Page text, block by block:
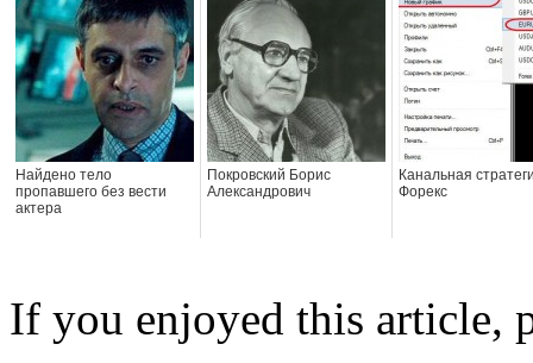
Найдено тело
пропавшего без вести
актера
Покровский Борис
Александрович
Канальная
Форекс
If you enjoyed this article,